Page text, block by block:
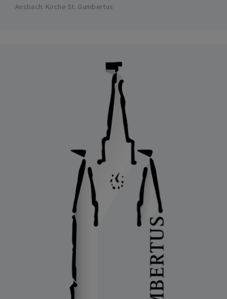
Ansbach Kirche St. Gumbertus